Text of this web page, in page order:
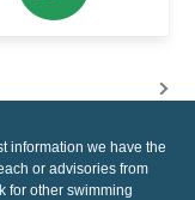
information we have the
or advisories from
for other swimming